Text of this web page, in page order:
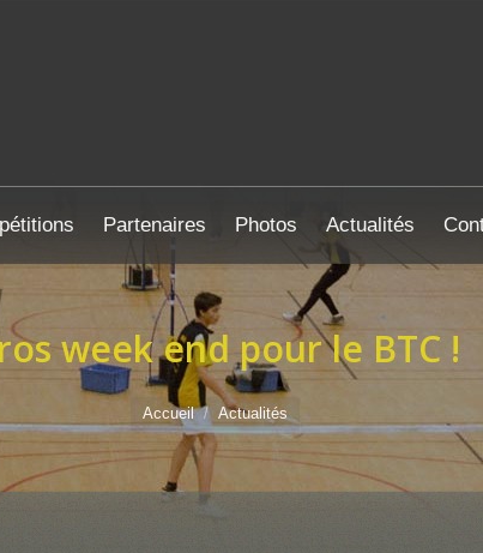
Partenaires Photos Actualités
week end pour le BTC !
Accueil Actualités